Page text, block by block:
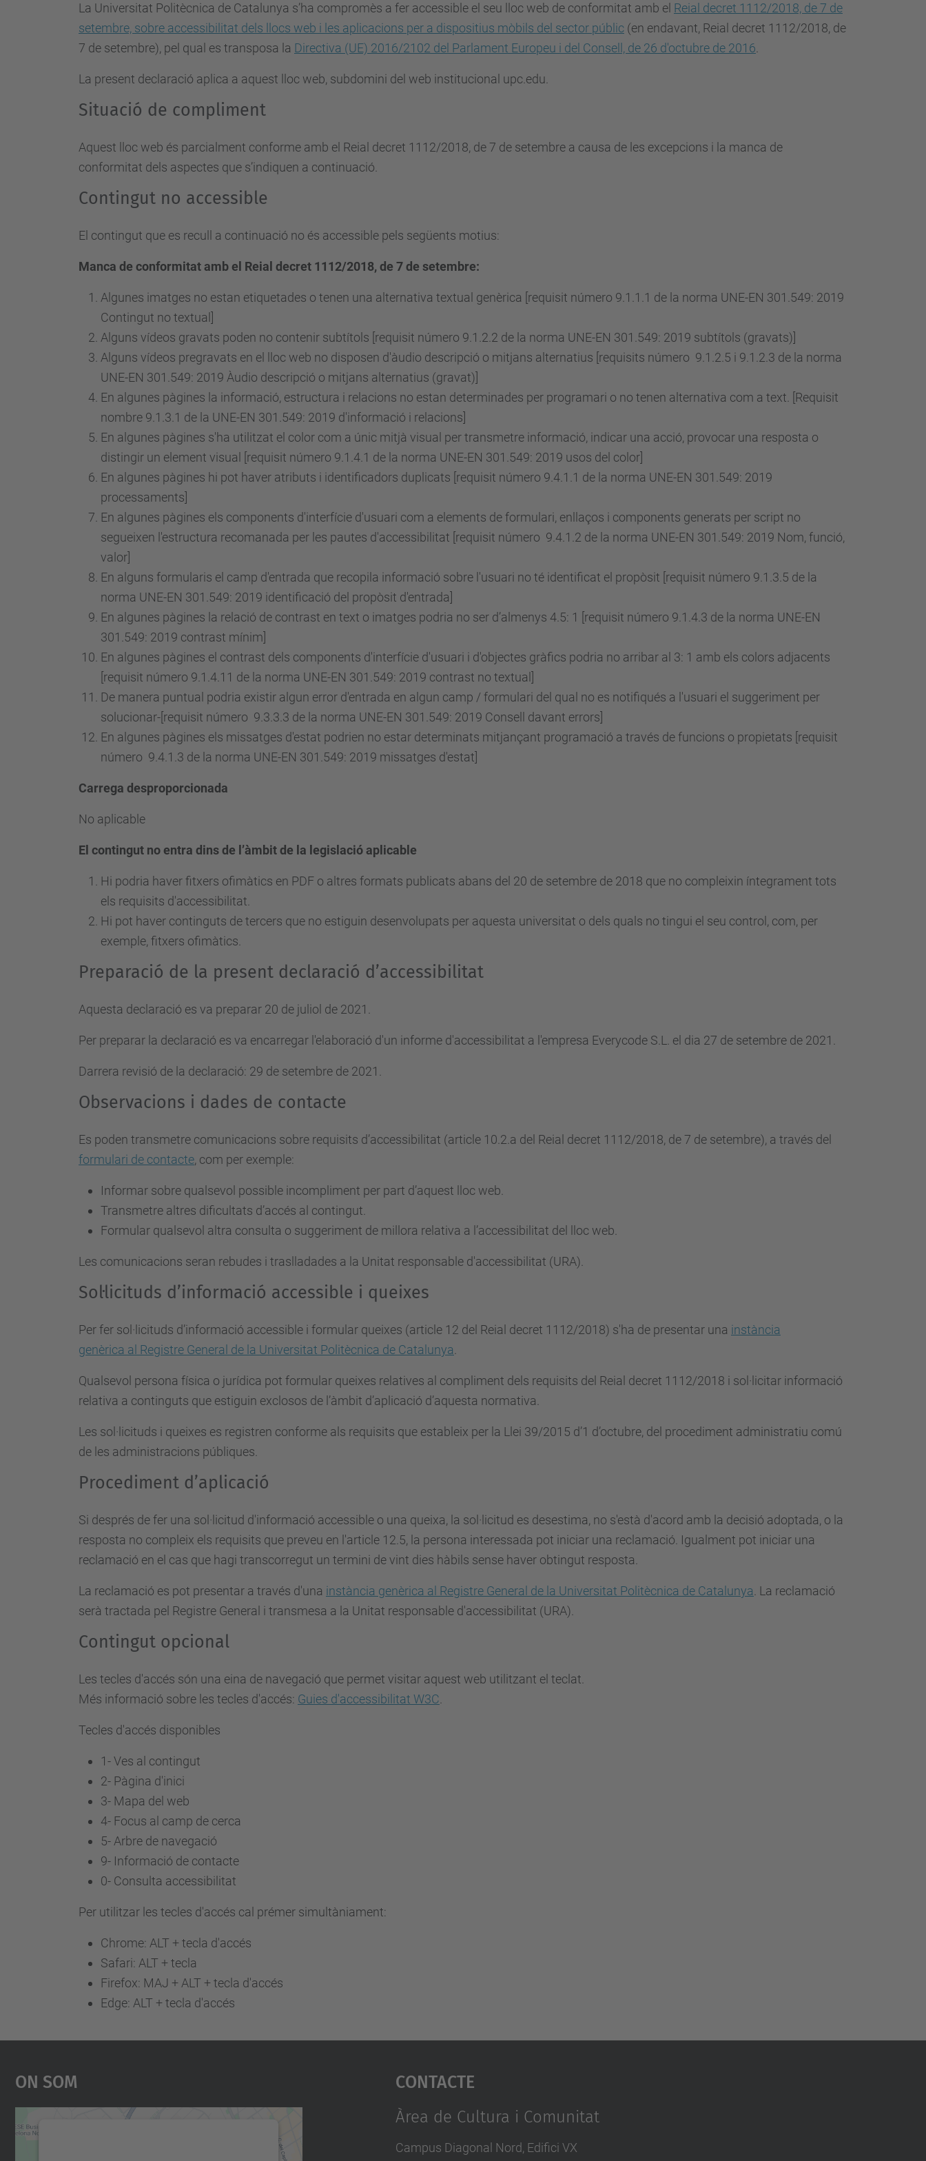
La Universitat Politècnica de Catalunya s’ha compromès a fer accessible el seu lloc web de conformitat amb el Reial decret 1112/2018, de 7 de
setembre, sobre accessibilitat dels llocs web i les aplicacions per a dispositius mòbils del sector públic (en endavant, Reial decret 1112/2018, de
7 de setembre), pel qual es transposa la Directiva (UE) 2016/2102 del Parlament Europeu i del Consell, de 26 d'octubre de 2016
La present declaració aplica a aquest lloc web, subdomini del web institucional upc.edu.
Situació de compliment
Aquest lloc web és parcialment conforme amb el Reial decret 1112/2018, de 7 de setembre a causa de les excepcions i la manca de
conformitat dels aspectes que s’indiquen a continuació.
Contingut no accessible
El contingut que es recull a continuació no és accessible pels següents motius:
Manca de conformitat amb el Reial decret 1112/2018, de 7 de setembre:
Algunes imatges no estan etiquetades o tenen una alternativa textual genèrica [requisit número 9.1.1.1 de la norma UNE-EN 301.549: 2019
Contingut no textual]
Alguns vídeos gravats poden no contenir subtítols [requisit número 9.1.2.2 de la norma UNE-EN 301.549: 2019 subtítols (gravats)]
Alguns vídeos pregravats en el lloc web no disposen d'àudio descripció o mitjans alternatius [requisits número 9.1.2.5 i 9.1.2.3 de la norma
UNE-EN 301.549: 2019 Àudio descripció o mitjans alternatius (gravat)]
En algunes pàgines la informació, estructura i relacions no estan determinades per programari o no tenen alternativa com a text. [Requisit
nombre 9.1.3.1 de la UNE-EN 301.549: 2019 d'informació i relacions]
En algunes pàgines s'ha utilitzat el color com a únic mitjà visual per transmetre informació, indicar una acció, provocar una resposta o
distingir un element visual [requisit número 9.1.4.1 de la norma UNE-EN 301.549: 2019 usos del color]
En algunes pàgines hi pot haver atributs i identificadors duplicats [requisit número 9.4.1.1 de la norma UNE-EN 301.549: 2019
processaments]
En algunes pàgines els components d'interfície d'usuari com a elements de formulari, enllaços i components generats per script no
segueixen l'estructura recomanada per les pautes d'accessibilitat [requisit número 9.4.1.2 de la norma UNE-EN 301.549: 2019 Nom, funció,
valor]
En alguns formularis el camp d'entrada que recopila informació sobre l'usuari no té identificat el propòsit [requisit número 9.1.3.5 de la
norma UNE-EN 301.549: 2019 identificació del propòsit d'entrada]
En algunes pàgines la relació de contrast en text o imatges podria no ser d’almenys 4.5: 1 [requisit número 9.1.4.3 de la norma UNE-EN
301.549: 2019 contrast mínim]
En algunes pàgines el contrast dels components d'interfície d'usuari i d'objectes gràfics podria no arribar al 3: 1 amb els colors adjacents
[requisit número 9.1.4.11 de la norma UNE-EN 301.549: 2019 contrast no textual]
De manera puntual podria existir algun error d'entrada en algun camp / formulari del qual no es notifiqués a l'usuari el suggeriment per
solucionar-[requisit número 9.3.3.3 de la norma UNE-EN 301.549: 2019 Consell davant errors]
En algunes pàgines els missatges d'estat podrien no estar determinats mitjançant programació a través de funcions o propietats [requisit
número 9.4.1.3 de la norma UNE-EN 301.549: 2019 missatges d'estat]
Carrega desproporcionada
No aplicable
El contingut no entra dins de l’àmbit de la legislació aplicable
Hi podria haver fitxers ofimàtics en PDF o altres formats publicats abans del 20 de setembre de 2018 que no compleixin íntegrament tots
els requisits d'accessibilitat.
Hi pot haver continguts de tercers que no estiguin desenvolupats per aquesta universitat o dels quals no tingui el seu control, com, per
exemple, fitxers ofimàtics.
Preparació de la present declaració d’accessibilitat
Aquesta declaració es va preparar 20 de juliol de 2021.
Per preparar la declaració es va encarregar l'elaboració d'un informe d'accessibilitat a l'empresa Everycode S.L. el dia 27 de setembre de 2021.
Darrera revisió de la declaració: 29 de setembre de 2021.
Observacions i dades de contacte
Es poden transmetre comunicacions sobre requisits d’accessibilitat (article 10.2.a del Reial decret 1112/2018, de 7 de setembre), a través del
formulari de contacte, com per exemple:
Informar sobre qualsevol possible incompliment per part d’aquest lloc web.
Transmetre altres dificultats d’accés al contingut.
Formular qualsevol altra consulta o suggeriment de millora relativa a l’accessibilitat del lloc web.
Les comunicacions seran rebudes i traslladades a la Unitat responsable d'accessibilitat (URA).
Sol·licituds d’informació accessible i queixes
Per fer sol·licituds d’informació accessible i formular queixes (article 12 del Reial decret 1112/2018) s'ha de presentar una instància
genèrica al Registre General de la Universitat Politècnica de Catalunya
Qualsevol persona física o jurídica pot formular queixes relatives al compliment dels requisits del Reial decret 1112/2018 i sol·licitar informació
relativa a continguts que estiguin exclosos de l’àmbit d’aplicació d’aquesta normativa.
Les sol·licituds i queixes es registren conforme als requisits que estableix per la Llei 39/2015 d’1 d’octubre, del procediment administratiu comú
de les administracions públiques.
Procediment d’aplicació
Si després de fer una sol·licitud d'informació accessible o una queixa, la sol·licitud es desestima, no s'està d'acord amb la decisió adoptada, o la
resposta no compleix els requisits que preveu en l'article 12.5, la persona interessada pot iniciar una reclamació. Igualment pot iniciar una
reclamació en el cas que hagi transcorregut un termini de vint dies hàbils sense haver obtingut resposta.
La reclamació es pot presentar a través d'una instància genèrica al Registre General de la Universitat Politècnica de Catalunya . La reclamació
serà tractada pel Registre General i transmesa a la Unitat responsable d'accessibilitat (URA).
Contingut opcional
Les tecles d'accés són una eina de navegació que permet visitar aquest web utilitzant el teclat.
Més informació sobre les tecles d'accés: Guies d'accessibilitat W3C
Tecles d'accés disponibles
1- Ves al contingut
2- Pàgina d'inici
3- Mapa del web
4- Focus al camp de cerca
5- Arbre de navegació
9- Informació de contacte
0- Consulta accessibilitat
Per utilitzar les tecles d'accés cal prémer simultàniament:
Chrome: ALT + tecla d'accés
Safari: ALT + tecla
Firefox: MAJ + ALT + tecla d'accés
Edge: ALT + tecla d'accés
On Som Contacte
Àrea de Cultura i Comunitat
Campus Diagonal Nord, Edifici VX